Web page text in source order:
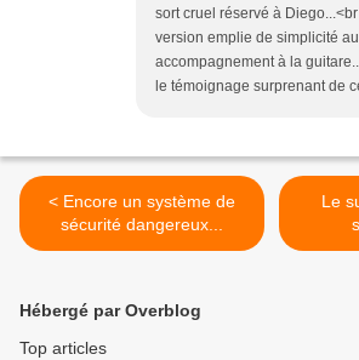
sort cruel réservé à
version emplie de simplicité
accompagnement à la
le témoignage surprenant de
< Encore un système de
sécurité dangereux...
Le
Hébergé par Overblog
Top articles